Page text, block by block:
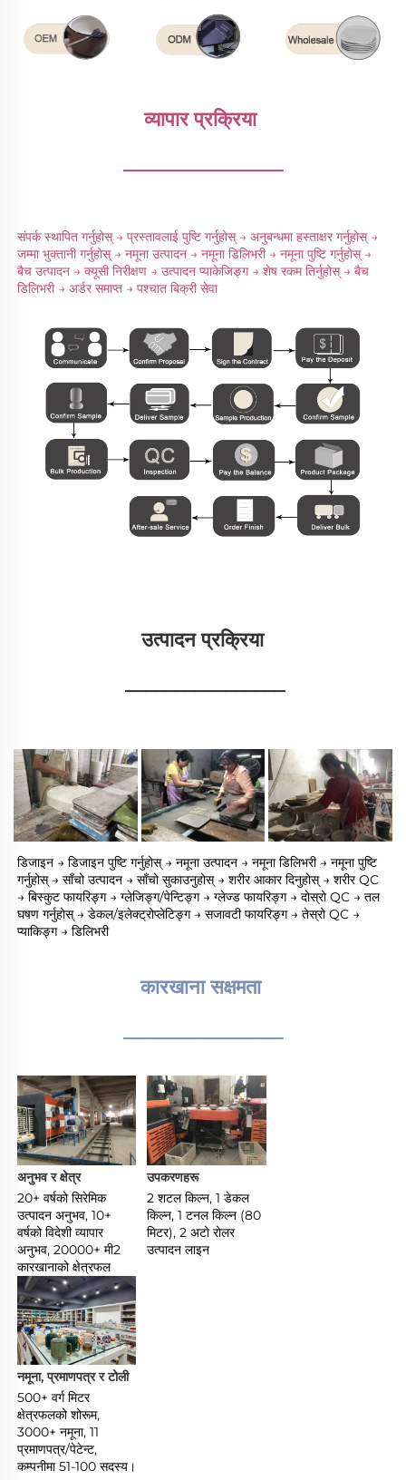
व्यापार प्रक्रिया
________________
संपर्क स्थापित गर्नुहोस् → प्रस्तावलाई पुष्टि गर्नुहोस् → अनुबन्धमा हस्ताक्षर गर्नुहोस् →
जम्मा भुक्तानी गर्नुहोस् → नमूना उत्पादन → नमूना डिलिभरी → नमूना पुष्टि गर्नुहोस् →
बैच उत्पादन → क्यूसी निरीक्षण → उत्पादन प्याकेजिङ्ग → शेष रकम तिर्नुहोस् → बैच
डिलिभरी → अर्डर समाप्त → पश्चात बिक्री सेवा
उत्पादन प्रक्रिया
________________
डिजाइन → डिजाइन पुष्टि गर्नुहोस् → नमूना उत्पादन → नमूना डिलिभरी → नमूना पुष्टि
गर्नुहोस् → साँचो उत्पादन → साँचो सुकाउनुहोस् → शरीर आकार दिनुहोस् → शरीर QC
→ बिस्कुट फायरिङ्ग → ग्लेजिङ्ग/पेन्टिङ्ग → ग्लेज्ड फायरिङ्ग → दोस्रो QC → तल
घषण गर्नुहोस् → डेकल/इलेक्ट्रोप्लेटिङ्ग → सजावटी फायरिङ्ग → तेस्रो QC →
प्याकिङ्ग → डिलिभरी
कारखाना सक्षमता
________________
अनुभव र क्षेत्र
20+ वर्षको सिरेमिक
उत्पादन अनुभव, 10+
वर्षको विदेशी व्यापार
अनुभव, 20000+ मी2
कारखानाको क्षेत्रफल
उपकरणहरू
2 शटल किल्न, 1 डेकल
किल्न, 1 टनल किल्न (80
मिटर), 2 अटो रोलर
उत्पादन लाइन
नमूना, प्रमाणपत्र र टोली
500+ वर्ग मिटर
क्षेत्रफलको शोरूम,
3000+ नमूना, 11
प्रमाणपत्र/पेटेन्ट,